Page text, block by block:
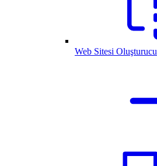
Web Sitesi Oluşturucu